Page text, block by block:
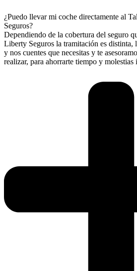
¿Puedo llevar mi coche directamente al
Seguros?
Dependiendo de la cobertura del seguro
Liberty Seguros la tramitación es distinta,
y nos cuentes que necesitas y te
realizar, para ahorrarte tiempo y molestias